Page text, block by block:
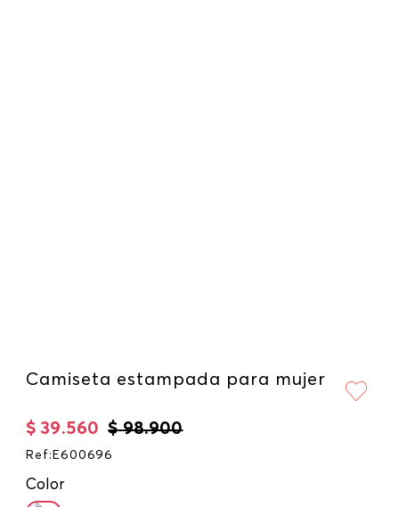
Camiseta estampada para mujer
$ 98.900
$ 39.560
Ref : E600696
Color